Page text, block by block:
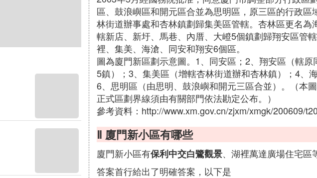
區、鼓浪嶼區和開元區合並為思明區，原三區的行政
林街道辦事處和杏林鎮劃歸集美區管轄。杏林區更名
轄新店、新圩、馬巷、內厝、大嶝5個鎮劃歸翔安區管
裡、集美、海滄、同安和翔安6個區。
圖為廈門新區劃示意圖。1、同安區；2、翔安區（轄
5鎮）；3、集美區（增轄杏林街道辦和杏林鎮）；4、
6、思明區（由思明、鼓浪嶼和開元三區合並）。（本
正式區劃界線須由有關部門依法勘定公布。）
參考資料：http://www.xm.gov.cn/zjxm/xmgk/200609/
Ⅱ 廈門新小區有哪些
廈門新小區有保利中交白鷺觀景、湖裡萬達廣場住宅區
答案首行給出了明確答案，以下是